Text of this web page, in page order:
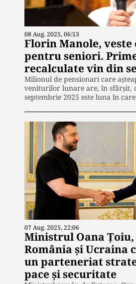
08 Aug. 2025, 06:53
Florin Manole, veste
pentru seniori.
recalculate vin din
Milionul de pensionari care
veniturilor lunare are, în sfârșit,
septembrie 2025 este luna în
07 Aug. 2025, 22:06
Ministrul Oana Țoiu,
România și Ucraina
un parteneriat
pace și securitate